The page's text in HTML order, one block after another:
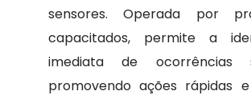
sensores. Operada por
capacitados, permite a
imediata de ocorrências
promovendo ações rápidas